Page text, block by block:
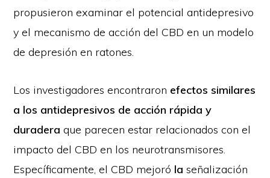
propusieron examinar el potencial antidepresivo
y el mecanismo de acción del CBD en un modelo
de depresión en ratones.
Los investigadores encontraron efectos similares
a los antidepresivos de acción rápida y
duradera que parecen estar relacionados con el
impacto del CBD en los neurotransmisores.
Específicamente, el CBD mejoró la señalización